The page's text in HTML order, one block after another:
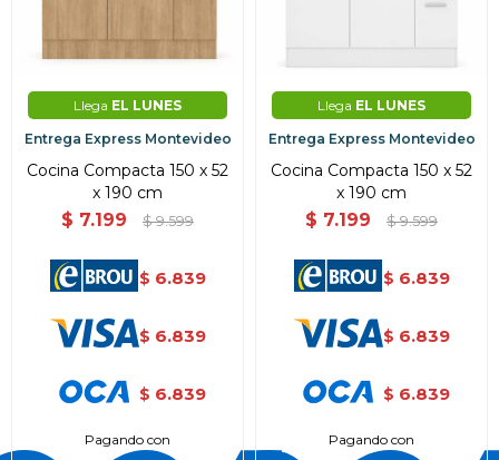
Llega EL LUNES
Entrega Express Montevideo
Cocina Compacta 150 x 52
x 190 cm
$ 7.199 $ 9.599
$ 6.839
$ 6.839
$ 6.839
Pagando con
Llega EL LUNES
Entrega Express Montevideo
Cocina Compacta 150 x 52
x 190 cm
$ 7.199 $ 9.599
$ 6.839
$ 6.839
$ 6.839
Pagando con